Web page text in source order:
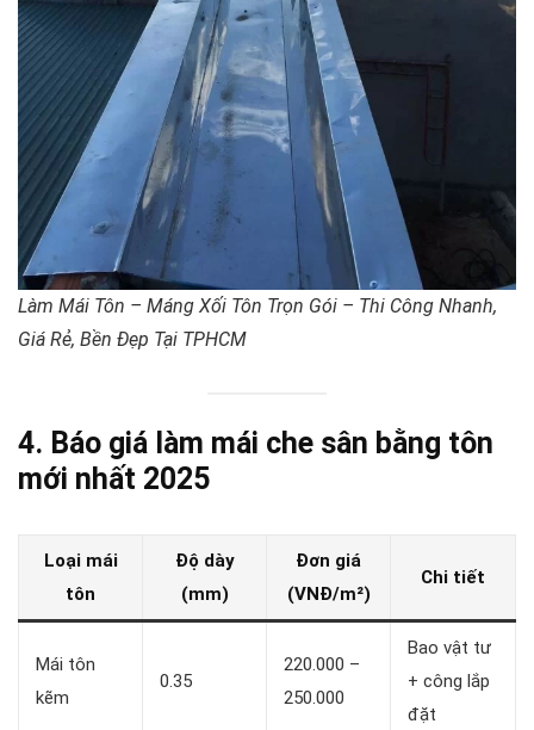
Làm Mái Tôn – Máng Xối Tôn Trọn Gói – Thi Công Nhanh,
Giá Rẻ, Bền Đẹp Tại TPHCM
4. Báo giá làm mái che sân bằng tôn
mới nhất 2025
Loại mái
tôn
Độ dày
(mm)
Đơn giá
(VNĐ/m²)
Chi tiết
Mái tôn
kẽm
0.35
220.000 –
250.000
Bao vật tư
+ công lắp
đặt